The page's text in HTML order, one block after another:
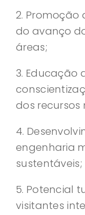
2. Promoção
do avanço
áreas;
3. Educação
dos recursos
4.
engenharia
sustentáveis;
5. Potencial
visitantes